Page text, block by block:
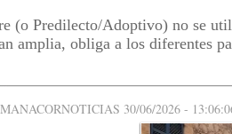
(o Predilecto/Adoptivo) no se
amplia, obliga a los diferentes
30/06/2026 -